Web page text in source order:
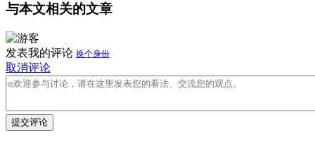
与本文相关的文章
发表我的评论 换个身份
取消评论
提交评论